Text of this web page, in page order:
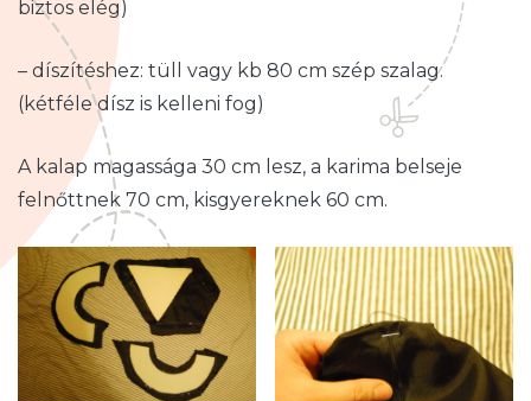
biztos elég)
– díszítéshez: tüll vagy kb 80 cm szép szalag.
(kétféle dísz is kelleni fog)
A kalap magassága 30 cm lesz, a karima belseje
felnőttnek 70 cm, kisgyereknek 60 cm.